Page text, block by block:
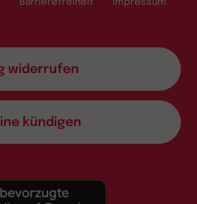
Barrierefreiheit Impressum
widerrufen
kündigen